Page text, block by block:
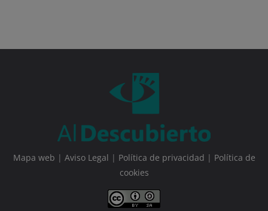
Mapa web | Aviso Legal | Política de privacidad | Política de
cookies